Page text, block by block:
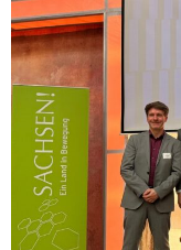
N
a
v
i
o
n